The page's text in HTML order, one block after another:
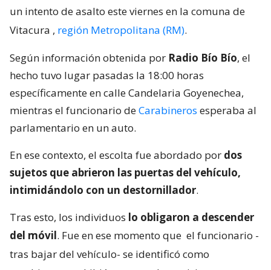
un intento de asalto este viernes en la comuna de
Vitacura , región Metropolitana (RM).
Según información obtenida por Radio Bío Bío, el
hecho tuvo lugar pasadas la 18:00 horas
específicamente en calle Candelaria Goyenechea,
mientras el funcionario deCarabineros esperaba al
parlamentario en un auto.
En ese contexto, el escolta fue abordado por dos
sujetos que abrieron las puertas del vehículo,
intimidándolo con un destornillador.
Tras esto, los individuos lo obligaron a descender
del móvil. Fue en ese momento que el funcionario -
tras bajar del vehículo- se identificó como